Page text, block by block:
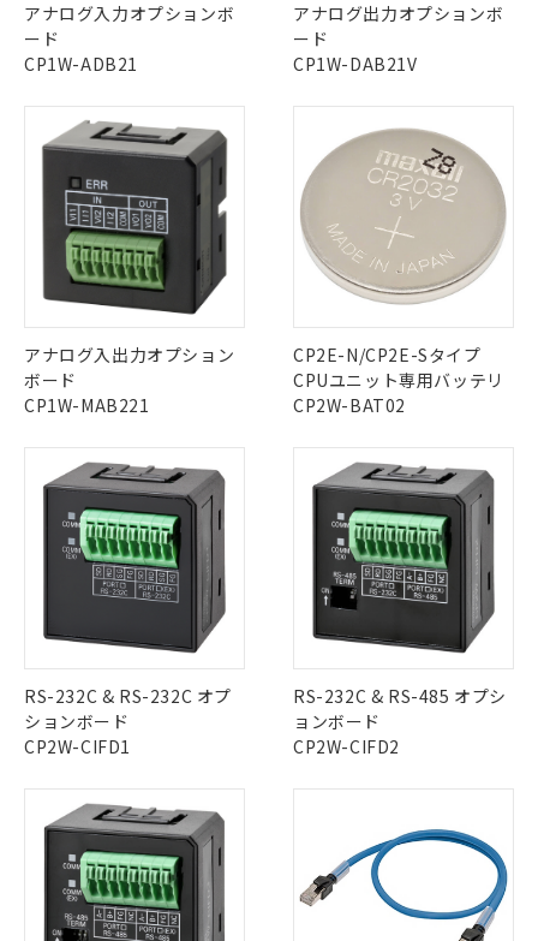
X O
"対応済み"や非含有の記載がされた商品であっても、流通
在庫等で未対応品が混在する可能性があります。
非含有品が必要な際は、弊社営業部門もしくは販売店へお
問い合わせください。
この製品のRoHS/REACH対応状況ページへ
その他の認証はこちらのページからご検索ください
アナログ入力オプションボ
ード
CP1W-ADB21
アナログ出力オプションボ
ード
CP1W-DAB21V
アナログ入出力オプション
ボード
CP1W-MAB221
CP2E-N/CP2E-Sタイプ
CPUユニット専用バッテリ
CP2W-BAT02
RS-232C & RS-232C オプ
ションボード
CP2W-CIFD1
RS-232C & RS-485 オプシ
ョンボード
CP2W-CIFD2
ご利用条件
以下の条件をお読みいただき、同意のうえ
ご利用ください。
本サービスは、当社制御機器事業取扱
商品の当社在庫状況および標準価格
(税抜)を提供させていただくもので
す。
当社制御機器事業取扱商品の中には、
本サービスの対象外となる商品もある
ことをご了承ください。
在庫状況および標準価格照会結果は、
記載している更新日時点での社内デー
タに基づき作成されるものであり、閲
覧された時点での実際の在庫および標
準価格とは異なる場合があることをご
了承ください。
正式な納期状況および標準価格はお客
様のお取引先、またはお客様担当のオ
ムロン制御機器販売店・当社販売員に
オムロン制御機器販売店や当社販売拠
ください。
在庫状況および標準価格結果を当社の
事前の承諾なく第三者に漏洩または開
示しないようお願いします。
マイパーツ機能（部品リスト作成サー
ビス）をご利用いただくには、I-Web
※1 対応状況
対応済み：EU RoHS指令（10物質）の
非含有に対応した製品が提供可能な商品で
す。
対応予定：EU RoHS指令（10物質）の非含
有に対応した製品に切り替える予定のある
商品です。
対応予定なし：EU RoHS指令（10物質）の
非含有に非対応の商品で、対応品を出す予
定はありません。
調査・確認中：EU RoHS指令（10物質）の
非含有の対応状況を調査中または確認中の
商品です。
非該当品：ライセンス料など無形物で、有
害物質有無と関係のない商品です。
いたものが、含有品と判明した場合などや
むを得ず変更することがあります。
*EU RoHS指令（10物質）：
鉛(Pb) 1000ppm以下、 水銀(Hg) 1000ppm以下、 カド
ミウム(Cd) 100ppm以下、
六価クロム(Cr(Ⅵ)) 1000ppm以下、ポリ臭化ビフェニル
類(PBB) 1000ppm以下、ポリ臭化ジフェニルエーテル類
(PBDE) 1000ppm以下、フタル酸ビス(2-エチルヘキシ
ル) (DEHP)(別名：DOP) 1000ppm以下、フタル酸ブチ
ルベンジル（BBP） 1000ppm以下、フタル酸ジブチル
(DIBP) 1000ppm以下
但し、RoHS指令で産業用監視および制御機器に対する
適用除外項目は除く。
フタル酸エステル類の４物質については閾値を超える意
※2 対応予定月
部品在庫の切り替え状況などにより、予定
月が前後することがあります。
※1 中国RoHS○×表
「○」：最大均質材料含有率が中国RoHSの
基準値以下であることを示します。
基準値を超えていることを示します。
「－」：未確認です。当社販売部門へお問
い合わせください。
*中国RoHS10物質の基準値 (GB/T26572)：
Pb(鉛) :1000ppm、 Hg(水銀) : 1000ppm、 Cd(カドミウ
ム) : 100ppm、
Cr(Ⅵ)(六価クロム) : 1000ppm、 PBBs(ポリ臭化ビフェ
ニル類) : 1000ppm、 PBDEs(ポリ臭化ジフェニルエーテ
ル類) : 1000ppm、
ル) : 1000ppm、
DEHP(フタル酸ビス(2-エチルヘキシル)) : 1000ppm
※2 環境保護使用期限
「ｅ」：有害物質（10物質）のすべてが基
準値以下であることを示します。
「10」：通常の使用状況下において有害物
質が外部に漏えいし、環境に深刻な影響を
当社は、これら貴社製品のうち、外国
為替および外国貿易法に定める商品
（以下｢規制貨物等」という）を輸出
または国外への提供する場合は、日本
国政府の輸出許可(または役務取引許
可)を取得するなどの必要な手続きを
とります。
当社は規制貨物を破棄する場合は、完
全に破砕するなど、違法に輸出されな
いよう必要な手段を講じます。
当社は貴社製品を、核兵器、ミサイ
ル、化学兵器、生物兵器またはその他
使用いたしません。
当社は、貴社製品を第三者に販売する
場合は、上記1、2および3の内容を当
該第三者に通知します。また当社は、
販売先および販売に係わる関係者が違
法に輸出するおそれがある場合は、取
記
号
説明
一定数以上の在庫あり
△ 一定数には満たないが在庫あり
－
在庫なし(最新の在庫状況につ
たはお客様担当のオムロン制御
機器販売店・当社販売員にご確
認ください)
空
白
受注生産機種、また在庫状況の
情報を公開していない機種